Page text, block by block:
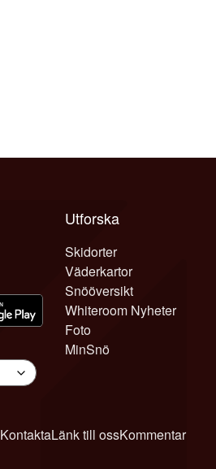
Utforska
Skidorter
Väderkartor
Snööversikt
Whiteroom Nyheter
Foto
MinSnö
KontaktaLänk till ossKommentar